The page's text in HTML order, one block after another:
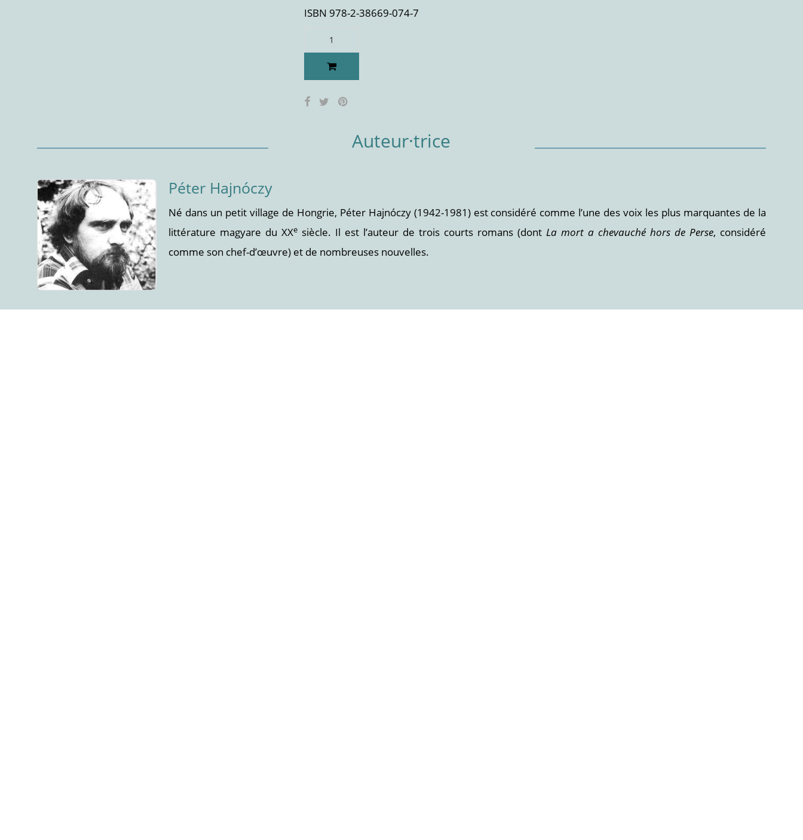
ISBN 978-2-38669-074-7
Auteur·trice
Péter Hajnóczy
Né dans un petit village de Hongrie, Péter Hajnóczy (1942-1981) est considéré comme l’une des voix les plus marquantes de la
littérature magyare du XXe siècle. Il est l’auteur de trois courts romans (dont La mort a chevauché hors de Perse, considéré
comme son chef-d’œuvre) et de nombreuses nouvelles.